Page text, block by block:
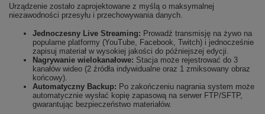
Urządzenie zostało zaprojektowane z myślą o maksymalnej
niezawodności przesyłu i przechowywania danych.
Jednoczesny Live Streaming: Prowadź transmisję na żywo na
popularne platformy (YouTube, Facebook, Twitch) i jednocześnie
zapisuj materiał w wysokiej jakości do późniejszej edycji.
Nagrywanie wielokanałowe: Stacja może rejestrować do 3
kanałów wideo (2 źródła indywidualne oraz 1 zmiksowany obraz
końcowy).
Automatyczny Backup: Po zakończeniu nagrania system może
automatycznie wysłać kopię zapasową na serwer FTP/SFTP,
gwarantując bezpieczeństwo materiałów.